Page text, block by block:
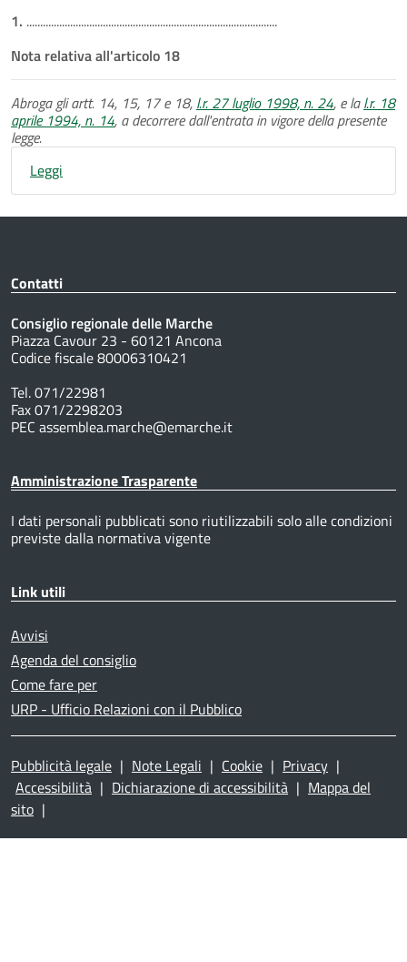
1. ............................................................................................
Nota relativa all'articolo 18
Abroga gli artt. 14, 15, 17 e 18, l.r. 27 luglio 1998, n. 24, e lal.r. 18
aprile 1994, n. 14, a decorrere dall'entrata in vigore della presente
legge.
Leggi
Contatti
Consiglio regionale delle Marche
Piazza Cavour 23 - 60121 Ancona
Codice fiscale 80006310421
Tel. 071/22981
Fax 071/2298203
PEC assemblea.marche@emarche.it
Amministrazione Trasparente
I dati personali pubblicati sono riutilizzabili solo alle condizioni
previste dalla normativa vigente
Link utili
Avvisi
Agenda del consiglio
Come fare per
URP - Ufficio Relazioni con il Pubblico
Pubblicità legale | Note Legali | Cookie | Privacy |
Accessibilità | Dichiarazione di accessibilità | Mappa del
sito |